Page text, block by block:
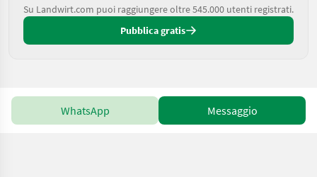
Su Landwirt.com puoi raggiungere oltre 545.000 utenti registrati.
Pubblica gratis
WhatsApp Messaggio